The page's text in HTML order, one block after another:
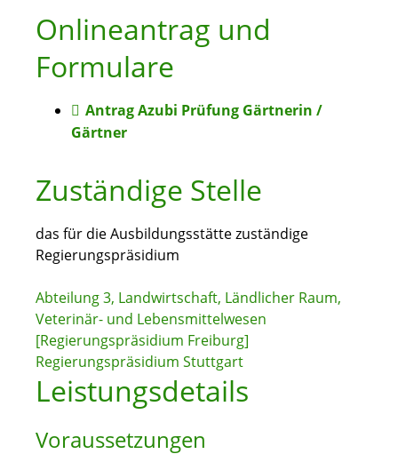
Onlineantrag und
Formulare
Antrag Azubi Prüfung Gärtnerin /
Gärtner
Zuständige Stelle
das für die Ausbildungsstätte zuständige
Regierungspräsidium
Abteilung 3, Landwirtschaft, Ländlicher Raum,
Veterinär- und Lebensmittelwesen
[Regierungspräsidium Freiburg]
Regierungspräsidium Stuttgart
Leistungsdetails
Voraussetzungen